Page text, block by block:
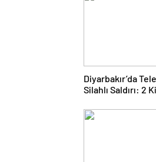
Diyarbakır’da
Silahlı Saldırı: 2